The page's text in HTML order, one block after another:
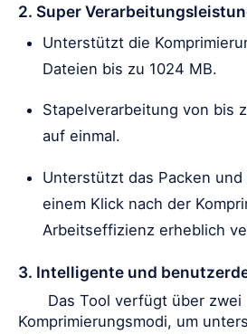
2. Super
Unterstützt die
Dateien bis zu 1024 MB.
Stapelverarbeitung von bis
auf einmal.
Unterstützt das Packen
einem Klick nach der
Arbeitseffizienz erheblich
3. Intelligente und
Das Tool verfügt über zwei
Komprimierungsmodi, um